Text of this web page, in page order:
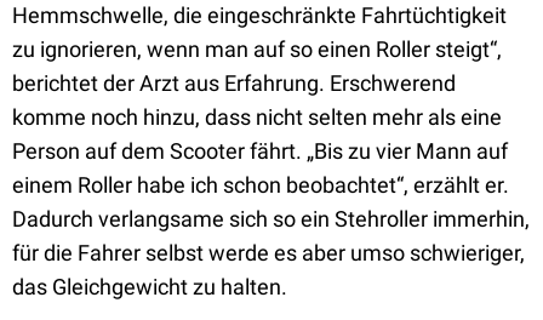
Hemmschwelle, die eingeschränkte Fahrtüchtigkeit
zu ignorieren, wenn man auf so einen Roller steigt“,
berichtet der Arzt aus Erfahrung. Erschwerend
komme noch hinzu, dass nicht selten mehr als eine
Person auf dem Scooter fährt. „Bis zu vier Mann auf
einem Roller habe ich schon beobachtet“, erzählt er.
Dadurch verlangsame sich so ein Stehroller immerhin,
für die Fahrer selbst werde es aber umso schwieriger,
das Gleichgewicht zu halten.